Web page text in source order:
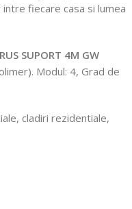
fiecare casa si lumea
SUPORT 4M GW
Modul: 4, Grad de
cladiri rezidentiale,